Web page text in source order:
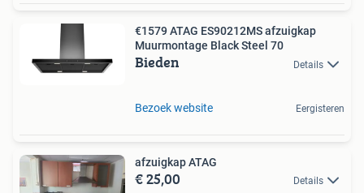
€1579 ATAG ES90212MS afzuigkap
Muurmontage Black Steel 70
Bieden Details
Bezoek website Eergisteren
afzuigkap ATAG
€ 25,00 Details